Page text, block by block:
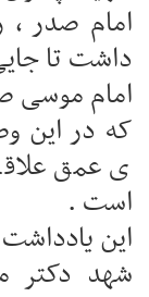
امام صدر
داشت تا
امام موسی
که در این
ی عمق
است .
این
شهد دکتر